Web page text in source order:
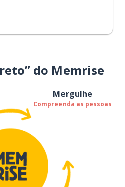
do Memrise
Mergulhe
Compreenda as pessoas